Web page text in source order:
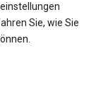
Sie, wie Sie